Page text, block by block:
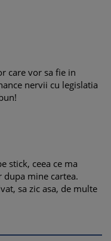
care vor sa fie in
nervii cu legislatia
stick, ceea ce ma
dupa mine cartea.
sa zic asa, de multe